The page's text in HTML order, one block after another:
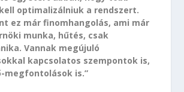
optimalizálniuk a rendszert.
ez már finomhangolás, ami már
munka, hűtés, csak
Vannak megújuló
kapcsolatos szempontok is,
megfontolások is.”